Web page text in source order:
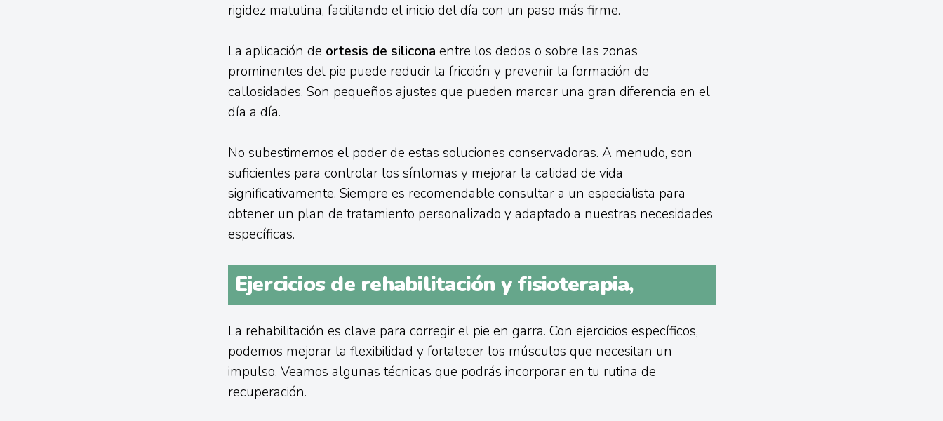
rigidez matutina, facilitando el inicio del día con un paso más firme.
La aplicación de ortesis de silicona entre los dedos o sobre las zonas
prominentes del pie puede reducir la fricción y prevenir la formación de
callosidades. Son pequeños ajustes que pueden marcar una gran diferencia en el
día a día.
No subestimemos el poder de estas soluciones conservadoras. A menudo, son
suficientes para controlar los síntomas y mejorar la calidad de vida
significativamente. Siempre es recomendable consultar a un especialista para
obtener un plan de tratamiento personalizado y adaptado a nuestras necesidades
específicas.
Ejercicios de rehabilitación y fisioterapia,
La rehabilitación es clave para corregir el pie en garra. Con ejercicios específicos,
podemos mejorar la flexibilidad y fortalecer los músculos que necesitan un
impulso. Veamos algunas técnicas que podrás incorporar en tu rutina de
recuperación.